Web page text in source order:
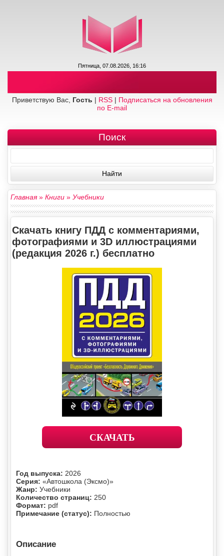
Пятница, 07.08.2026, 16:16
Приветствую Вас, Гость | RSS| Подписаться на обновления
по E-mail
Поиск
Главная» Книги » Учебники
Скачать книгу ПДД с комментариями,
фотографиями и 3D иллюстрациями
(редакция 2026 г.) бесплатно
СКАЧАТЬ
Год выпуска: 2026
Серия: «Автошкола (Эксмо)»
Жанр: Учебники
Количество страниц: 250
Формат: pdf
Примечание (статус): Полностью
Описание